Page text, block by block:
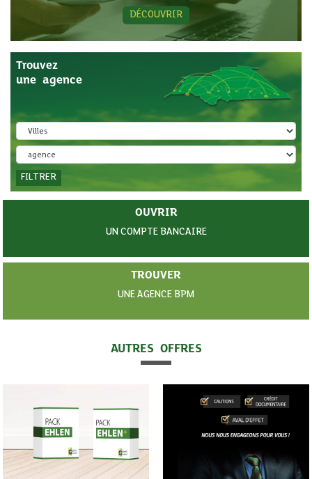
DÉCOUVRIR
Trouvez
une agence
FILTRER
OUVRIR
UN COMPTE BANCAIRE
TROUVER
UNE AGENCE BPM
AUTRES OFFRES